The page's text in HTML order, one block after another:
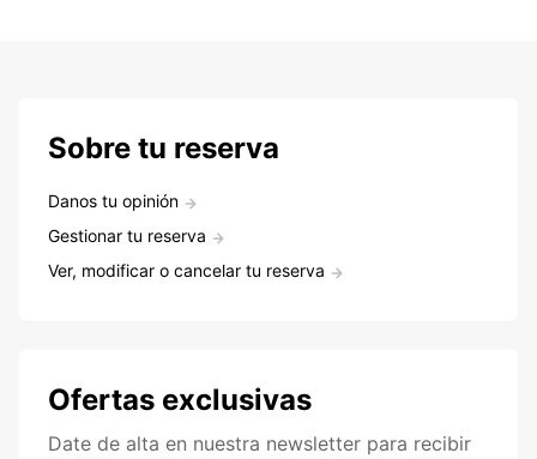
Sobre tu reserva
Danos tu opinión
Gestionar tu reserva
Ver, modificar o cancelar tu reserva
Ofertas exclusivas
Date de alta en nuestra newsletter para recibir